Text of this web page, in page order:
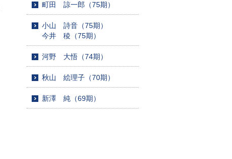
町田 諒一郎（75期）
小山 詩音（75期）
今井 稜（75期）
河野 大悟（74期）
秋山 絵理子（70期）
新澤 純（69期）